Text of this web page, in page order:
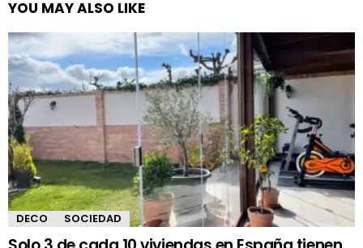
YOU MAY ALSO LIKE
DECO SOCIEDAD